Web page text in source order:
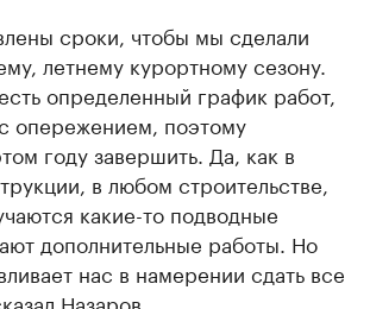
сроки, чтобы мы сделали
летнему курортному сезону.
определенный график работ,
опережением, поэтому
году завершить. Да, как в
в любом строительстве,
какие-то подводные
дополнительные работы. Но
нас в намерении сдать все
Назаров.